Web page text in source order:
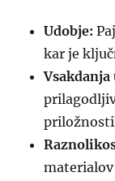
Udobje:
kar je
Vsakdanja